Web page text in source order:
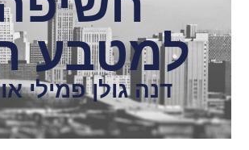
למטבע
דנה גולן פמילי